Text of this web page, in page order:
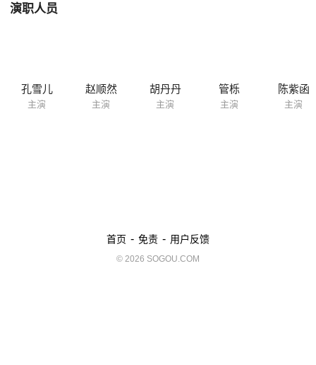
演职人员
孔雪儿
主演
赵顺然
主演
胡丹丹
主演
管栎
主演
陈紫函
主演
首页 - 免责 - 用户反馈
© 2026 SOGOU.COM